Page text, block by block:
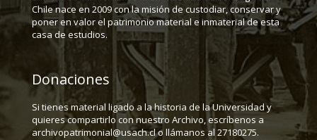
Chile nace en 2009 con la misión de custodiar, conservar y
poner en valor el patrimonio material e inmaterial de esta
casa de estudios.
Donaciones
Si tienes material ligado a la historia de la Universidad y
quieres compartirlo con nuestro Archivo, escríbenos a
archivopatrimonial@usach.cl o llámanos al 27180275.